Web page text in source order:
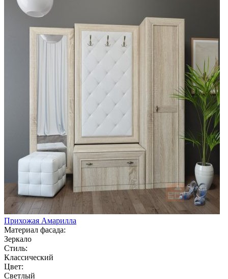
Прихожая Амарилла
Материал фасада:
Зеркало
Стиль:
Классический
Цвет:
Светлый